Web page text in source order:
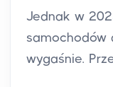
Jednak w
samochodów
wygaśnie.